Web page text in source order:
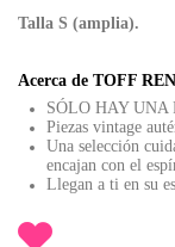
Talla S (amplia).
Acerca de TOFF
SÓLO HAY UNA
Piezas vintage
Una selección
encajan con el
Llegan a ti en su